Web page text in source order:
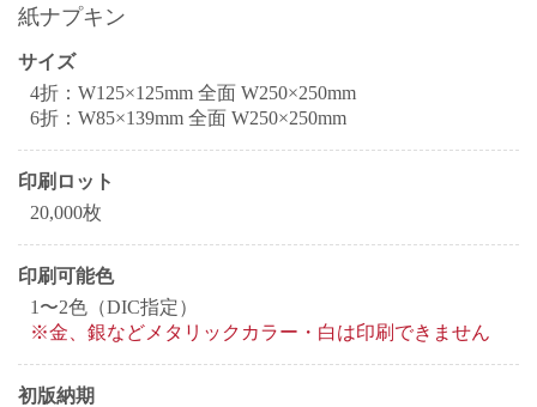
紙ナプキン
サイズ
4折：W125×125mm 全面 W250×250mm
6折：W85×139mm 全面 W250×250mm
印刷ロット
20,000枚
印刷可能色
1〜2色（DIC指定）
※金、銀などメタリックカラー・白は印刷できません
初版納期